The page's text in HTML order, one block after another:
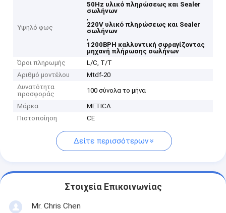
Υψηλό φως
50Hz υλικό πληρώσεως και Sealer
σωλήνων
,
220V υλικό πληρώσεως και Sealer
σωλήνων
,
1200BPH καλλυντική σφραγίζοντας
μηχανή πλήρωσης σωλήνων
Όροι πληρωμής
L/C, T/T
Αριθμό μοντέλου
Mtdf-20
Δυνατότητα
προσφοράς
100 σύνολα το μήνα
Μάρκα
METICA
Πιστοποίηση
CE
Δείτε περισσότερων
Στοιχεία Επικοινωνίας
Mr. Chris Chen